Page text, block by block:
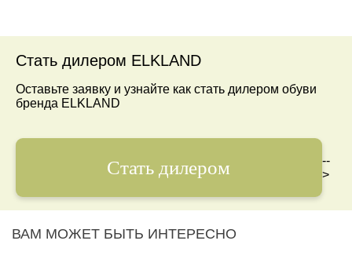
Стать дилером ELKLAND
Оставьте заявку и узнайте как стать дилером обуви
бренда ELKLAND
Стать дилером
--
>
ВАМ МОЖЕТ БЫТЬ ИНТЕРЕСНО